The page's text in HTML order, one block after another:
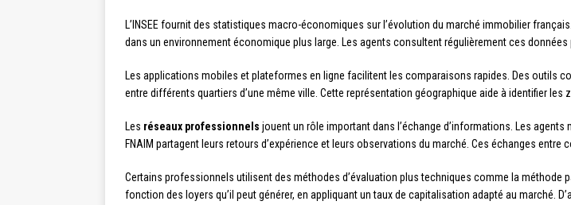
L’INSEE fournit des statistiques macro-économiques sur l’évolution du marché immobilier
dans un environnement économique plus large. Les agents consultent régulièrement ces
Les applications mobiles et plateformes en ligne facilitent les comparaisons rapides. Des outils
entre différents quartiers d’une même ville. Cette représentation géographique aide à identifier les
Les réseaux professionnels jouent un rôle important dans l’échange d’informations. Les
FNAIM partagent leurs retours d’expérience et leurs observations du marché. Ces échanges
Certains professionnels utilisent des méthodes d’évaluation plus techniques comme la méthode
fonction des loyers qu’il peut générer, en appliquant un taux de capitalisation adapté au marché.